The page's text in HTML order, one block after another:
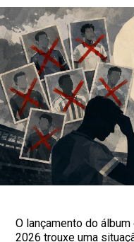
O lançamento do
2026 trouxe uma